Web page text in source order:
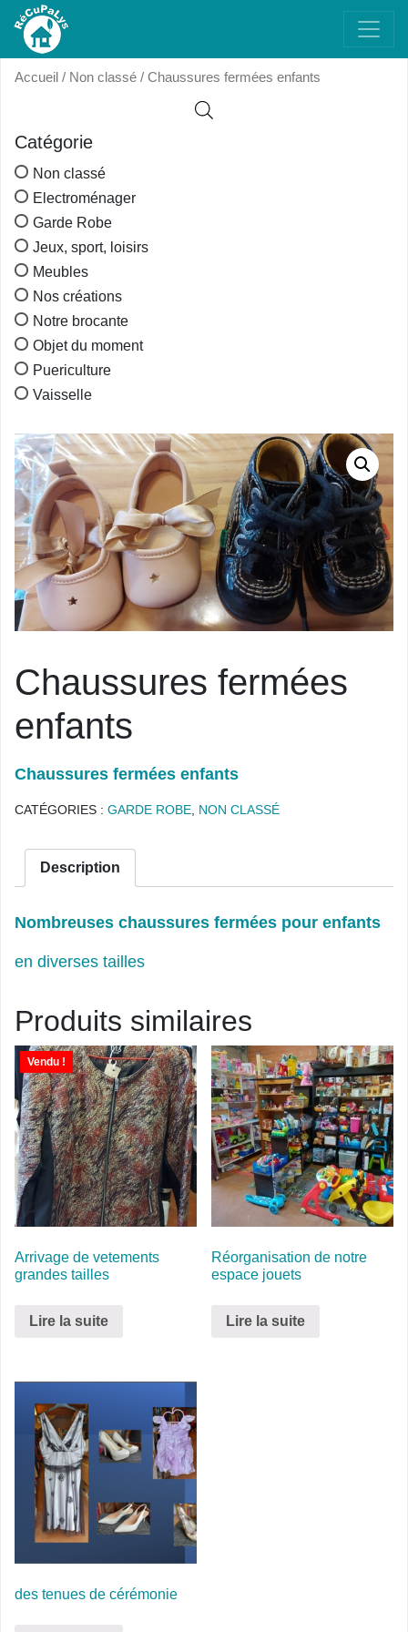
Accueil / Non classé / Chaussures fermées enfants
Catégorie
Non classé
Electroménager
Garde Robe
Jeux, sport, loisirs
Meubles
Nos créations
Notre brocante
Objet du moment
Puericulture
Vaisselle
Chaussures fermées
enfants
Chaussures fermées enfants
CATÉGORIES : GARDE ROBE NON CLASSÉ
Description
Nombreuses chaussures fermées pour enfants
en diverses tailles
Produits similaires
Vendu !
Arrivage de vetements
grandes tailles
Lire la suite
Réorganisation de notre
espace jouets
Lire la suite
des tenues de cérémonie